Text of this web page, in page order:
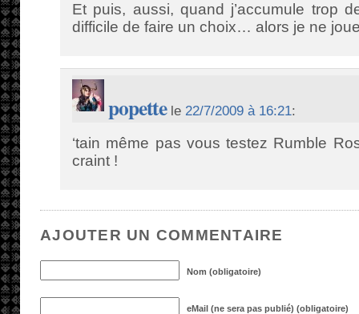
Et puis, aussi, quand j’accumule trop
difficile de faire un choix… alors je ne
popettele 22/7/2009 à 16:21:
‘tain même pas vous testez Rumble
craint !
AJOUTER UN COMMENTAIRE
Nom (obligatoire)
eMail (ne sera pas publié) (obligatoire)